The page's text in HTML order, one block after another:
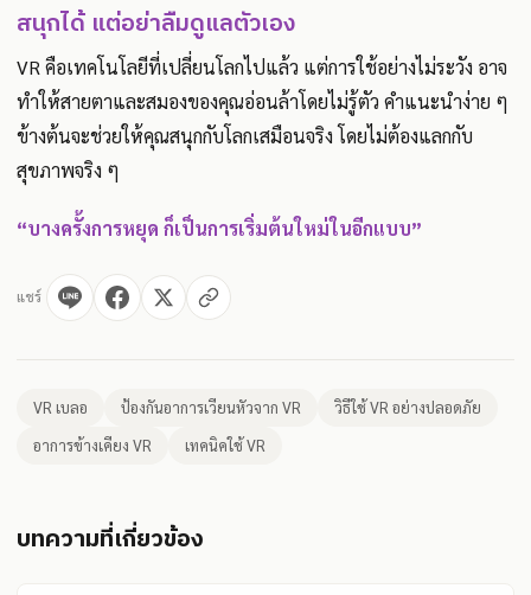
สนุกได้ แต่อย่าลืมดูแลตัวเอง
VR คือเทคโนโลยีที่เปลี่ยนโลกไปแล้ว แต่การใช้อย่างไม่ระวัง อาจ
ทำให้สายตาและสมองของคุณอ่อนล้าโดยไม่รู้ตัว คำแนะนำง่าย ๆ
ข้างต้นจะช่วยให้คุณสนุกกับโลกเสมือนจริง โดยไม่ต้องแลกกับ
สุขภาพจริง ๆ
“บางครั้งการหยุด ก็เป็นการเริ่มต้นใหม่ในอีกแบบ”
แชร์
VR เบลอ ป้องกันอาการเวียนหัวจาก VR
วิธีใช้ VR อย่างปลอดภัย
อาการข้างเคียง VR
เทคนิคใช้ VR
บทความที่เกี่ยวข้อง